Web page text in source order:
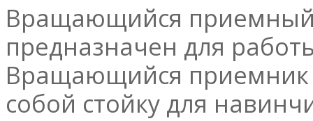
Вращающийся приемный
предназначен для
Вращающийся приемник
собой стойку для